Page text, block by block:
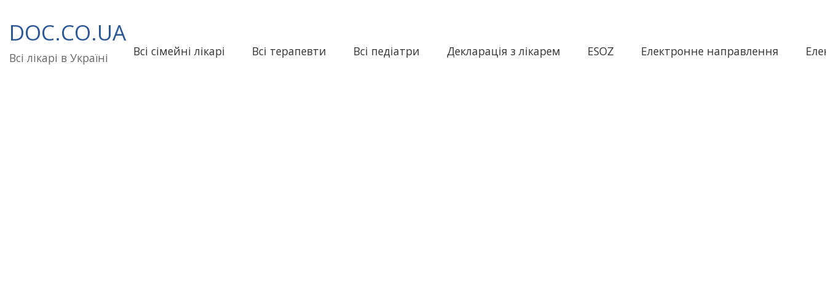
до
вмісту
DOC.CO.UA
Всі лікарі в Україні Всі сімейні лікарі Всі терапевти Всі педіатри Декларація з лікарем ESOZ Електронне направлення